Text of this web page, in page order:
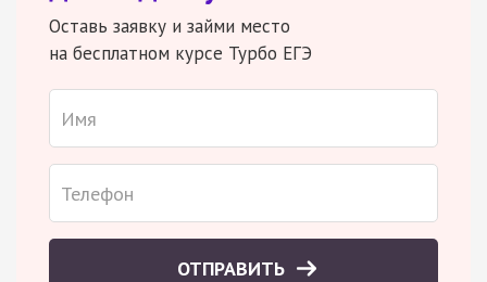
Оставь заявку и займи место
на бесплатном курсе Турбо ЕГЭ
ОТПРАВИТЬ